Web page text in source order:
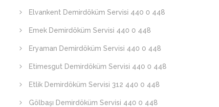
Elvankent Demirdöküm Servisi 440 0 448
Emek Demirdöküm Servisi 440 0 448
Eryaman Demirdöküm Servisi 440 0 448
Etimesgut Demirdöküm Servisi 440 0 448
Etlik Demirdöküm Servisi 312 440 0 448
Gölbaşı Demirdöküm Servisi 440 0 448